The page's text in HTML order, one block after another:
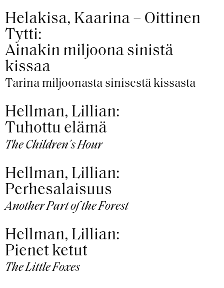
Helakisa, Kaarina – Oittinen
Tytti:
Ainakin miljoona sinistä
kissaa
Tarina miljoonasta sinisestä kissasta
Hellman, Lillian:
Tuhottu elämä
The Children´s Hour
Hellman, Lillian:
Perhesalaisuus
Another Part of the Forest
Hellman, Lillian:
Pienet ketut
The Little Foxes